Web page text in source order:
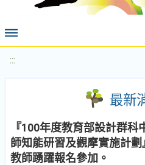
:::
最新
『100年度教育部設計群
師知能研習及觀摩實施計
教師踴躍報名參加。